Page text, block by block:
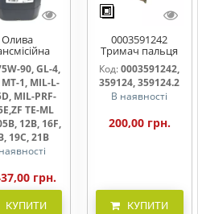
Олива
SYN FE
20л
90, GL-4,
MT-1, MIL-L-
MIL-PRF-
TE-ML
12B, 16F,
19C, 21B
грн.
КУПИТИ
0003591242
Тримач пальця
жниварки
Код:0003591242,
359124, 359124.2
В наявності
200,00 грн.
КУПИТИ